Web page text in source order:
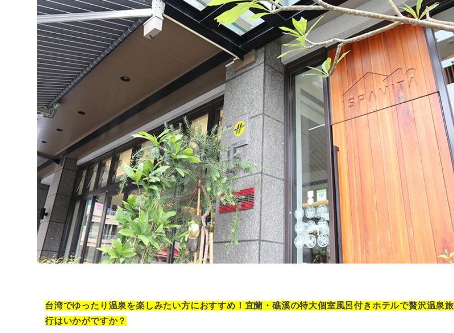
台湾でゆったり温泉を楽しみたい方におすすめ！宜蘭・礁溪の特大個室風呂付きホテルで贅沢温泉旅
行はいかがですか？